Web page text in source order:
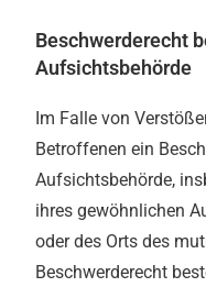
Beschwerde­recht
Aufsichts­behörde
Im Falle von
Betroffenen ein
Aufsichtsbehörde,
ihres gewöhnlichen
oder des Orts des
Beschwerderecht